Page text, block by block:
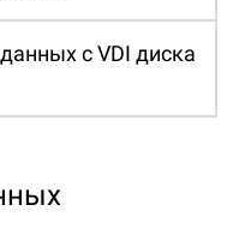
с VDI диска